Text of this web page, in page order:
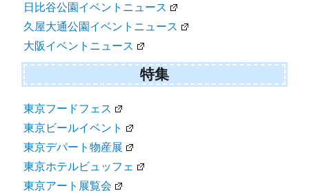
日比谷公園イベントニュース
久屋大通公園イベントニュース
大阪イベントニュース
特集
東京フードフェス
東京ビールイベント
東京デパート物産展
東京ホテルビュッフェ
東京アート展覧会